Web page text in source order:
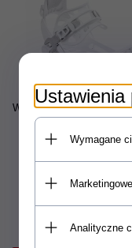
Wiązania snowboardowe
Powiadom o
469,00 PLN
Ustawienia
Wymagane
Analityczne